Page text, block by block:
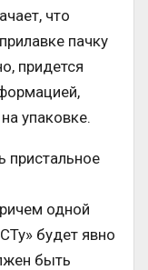
что
пачку
придется
упаковке.
пристальное
одной
будет явно
быть